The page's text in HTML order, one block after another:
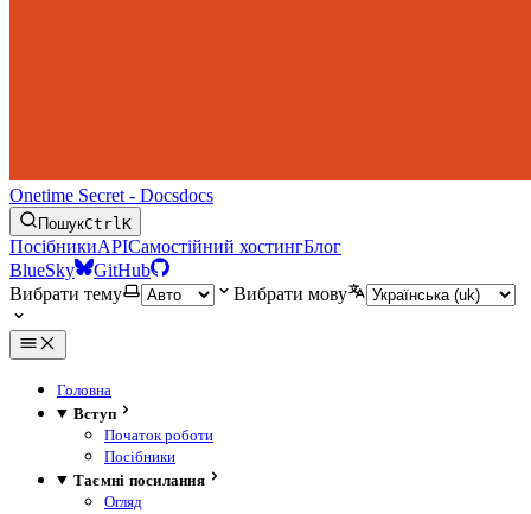
Onetime Secret - Docsdocs
ПошукCtrlK
ПосібникиAPIСамостійний хостингБлог
BlueSky
GitHub
Вибрати тему
Вибрати мову
Головна
Вступ
Початок роботи
Посібники
Таємні посилання
Огляд